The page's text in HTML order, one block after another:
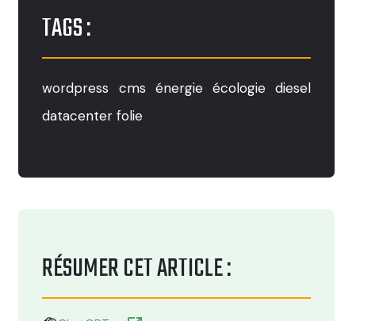
TAGS :
wordpress cms énergie écologie diesel
datacenter folie
RÉSUMER CET ARTICLE :